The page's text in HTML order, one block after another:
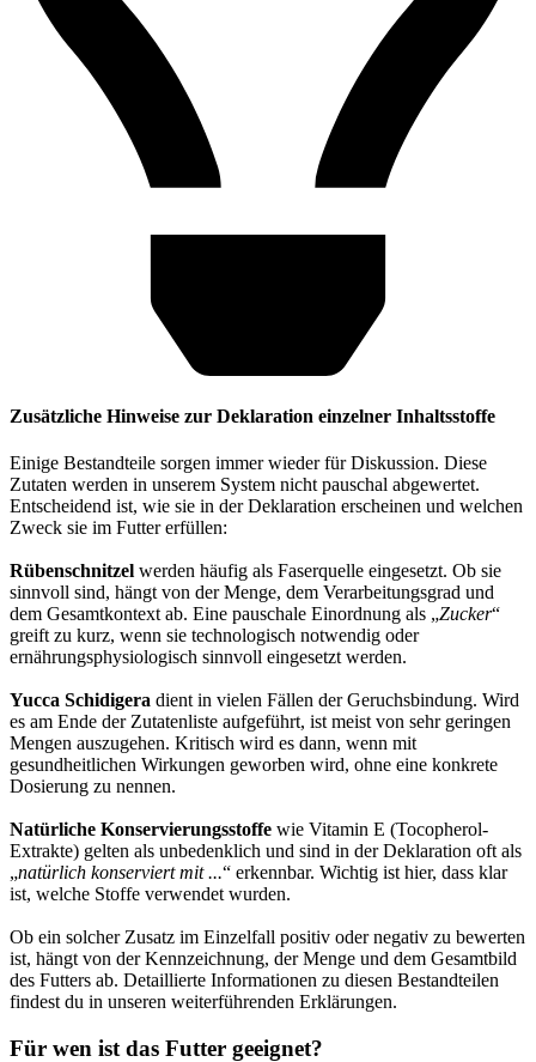
Zusätzliche Hinweise zur Deklaration einzelner Inhaltsstoffe
Einige Bestandteile sorgen immer wieder für Diskussion. Diese
Zutaten werden in unserem System nicht pauschal abgewertet.
Entscheidend ist, wie sie in der Deklaration erscheinen und welchen
Zweck sie im Futter erfüllen:
Rübenschnitzel werden häufig als Faserquelle eingesetzt. Ob sie
sinnvoll sind, hängt von der Menge, dem Verarbeitungsgrad und
dem Gesamtkontext ab. Eine pauschale Einordnung als „Zucker“
greift zu kurz, wenn sie technologisch notwendig oder
ernährungsphysiologisch sinnvoll eingesetzt werden.
Yucca Schidigera dient in vielen Fällen der Geruchsbindung. Wird
es am Ende der Zutatenliste aufgeführt, ist meist von sehr geringen
Mengen auszugehen. Kritisch wird es dann, wenn mit
gesundheitlichen Wirkungen geworben wird, ohne eine konkrete
Dosierung zu nennen.
Natürliche Konservierungsstoffe wie Vitamin E (Tocopherol-
Extrakte) gelten als unbedenklich und sind in der Deklaration oft als
„natürlich konserviert mit ...“ erkennbar. Wichtig ist hier, dass klar
ist, welche Stoffe verwendet wurden.
Ob ein solcher Zusatz im Einzelfall positiv oder negativ zu bewerten
ist, hängt von der Kennzeichnung, der Menge und dem Gesamtbild
des Futters ab. Detaillierte Informationen zu diesen Bestandteilen
findest du in unseren weiterführenden Erklärungen.
Für wen ist das Futter geeignet?